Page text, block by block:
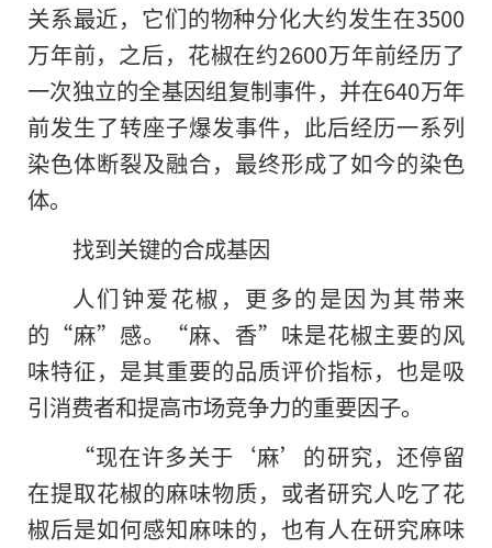
关系最近，它们的物种分化大约发生在3500
万年前，之后，花椒在约2600万年前经历了
一次独立的全基因组复制事件，并在640万年
前发生了转座子爆发事件，此后经历一系列
染色体断裂及融合，最终形成了如今的染色
体。
找到关键的合成基因
人们钟爱花椒，更多的是因为其带来
的“麻”感。“麻、香”味是花椒主要的风
味特征，是其重要的品质评价指标，也是吸
引消费者和提高市场竞争力的重要因子。
“现在许多关于‘麻’的研究，还停留
在提取花椒的麻味物质，或者研究人吃了花
椒后是如何感知麻味的，也有人在研究麻味